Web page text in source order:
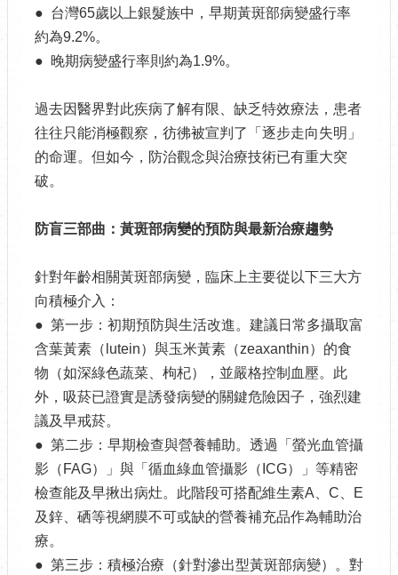
● 台灣65歲以上銀髮族中，早期黃斑部病變盛行率
約為9.2%。
● 晚期病變盛行率則約為1.9%。
過去因醫界對此疾病了解有限、缺乏特效療法，患者
往往只能消極觀察，彷彿被宣判了「逐步走向失明」
的命運。但如今，防治觀念與治療技術已有重大突
破。
防盲三部曲：黃斑部病變的預防與最新治療趨勢
針對年齡相關黃斑部病變，臨床上主要從以下三大方
向積極介入：
● 第一步：初期預防與生活改進。建議日常多攝取富
含葉黃素（lutein）與玉米黃素（zeaxanthin）的食
物（如深綠色蔬菜、枸杞），並嚴格控制血壓。此
外，吸菸已證實是誘發病變的關鍵危險因子，強烈建
議及早戒菸。
● 第二步：早期檢查與營養輔助。透過「螢光血管攝
影（FAG）」與「循血綠血管攝影（ICG）」等精密
檢查能及早揪出病灶。此階段可搭配維生素A、C、E
及鋅、硒等視網膜不可或缺的營養補充品作為輔助治
療。
● 第三步：積極治療（針對滲出型黃斑部病變）。對